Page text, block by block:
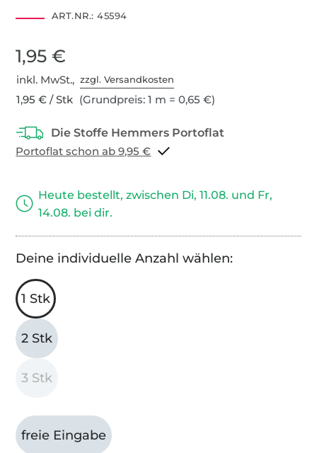
ART.NR.: 45594
1,95 €
inkl. MwSt.,zzgl. Versandkosten
1,95 € / Stk (Grundpreis: 1 m = 0,65 €)
Portoflat schon ab 9,95 €
Heute bestellt, zwischen Di, 11.08. und Fr,
14.08. bei dir.
Deine individuelle Anzahl wählen:
1 Stk
2 Stk
3 Stk
freie Eingabe